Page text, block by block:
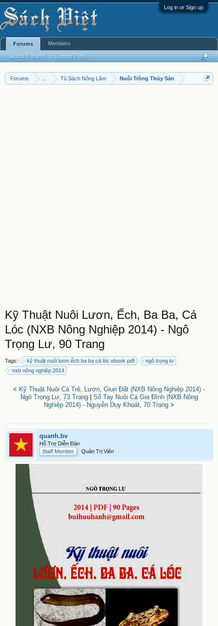
Log in or Sign up
Forums Tủ Sách Nông Lâm Nuôi Trồng Thủy Sản
Kỹ Thuật Nuôi Lươn, Ếch, Ba Ba, Cá
Lóc (NXB Nông Nghiệp 2014) - Ngô
Trọng Lư, 90 Trang
Tags: kỹ thuật nuôi lươn ếch ba ba cá lóc ebook pdf
ngô trọng lư
nxb nông nghiệp 2014
< Kỹ Thuật Nuôi Cá Trê, Lươn, Giun Đất (NXB Nông Nghiệp 2014) -
Ngô Trọng Lư, 73 Trang| Sổ Tay Nuôi Cá Gia Đình (NXB Nông
Nghiệp 2014) - Nguyễn Duy Khoát, 70 Trang >
quanh.bv
Hỗ Trợ Diễn Đàn
Staff Member
Quản Trị Viên
Forums
Search Forums Recent Posts
Members